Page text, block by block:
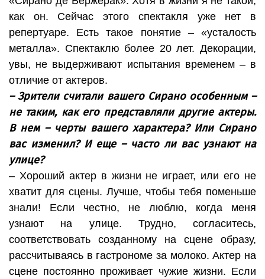
как он. Сейчас этого спектакля уже нет в
репертуаре. Есть такое понятие – «усталость
металла». Спектаклю более 20 лет. Декорации,
увы, не выдерживают испытания временем – в
отличие от актеров.
– Зрители считали вашего Сирано особенным –
не таким, как его представляли другие актеры.
В нем – черты вашего характера? Или Сирано
вас изменил? И еще – часто ли вас узнают на
улице?
– Хороший актер в жизни не играет, или его не
хватит для сцены. Лучше, чтобы тебя поменьше
знали! Если честно, не люблю, когда меня
узнают на улице. Трудно, согласитесь,
соответствовать созданному на сцене образу,
рассчитываясь в гастрономе за молоко. Актер на
сцене постоянно проживает чужие жизни. Если